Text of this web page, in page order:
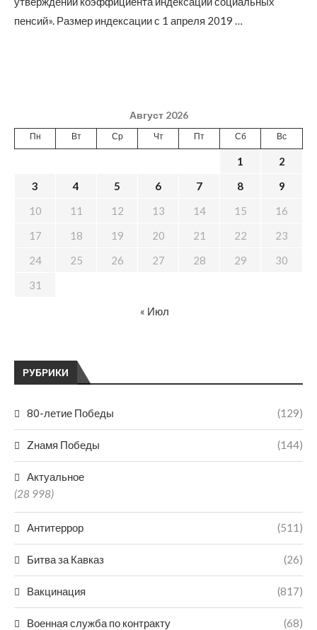
пенсий». Размер индексации с 1 апреля 2019 …
РУБРИКИ
80-летие Победы (129)
Zнамя Победы (144)
Актуальное
(28 998)
Антитеррор (511)
Битва за Кавказ (26)
Вакцинация (817)
Военная служба по контракту (68)
Август 2026
Пн Вт Ср Чт Пт Сб Вс
1
2
3
4 5 6 7 8
9
10
11 12 13 14 15
16
17
18 19 20 21 22
23
24
25 26 27 28 29
30
31
« Июл